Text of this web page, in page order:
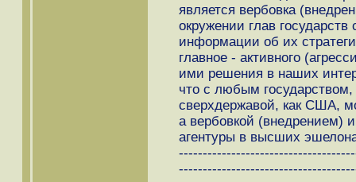
является вербовка
окружении глав
информации об их
главное - активного
ими решения в наших
что с любым
сверхдержавой, как США,
а вербовкой (внедрением)
агентуры в высших